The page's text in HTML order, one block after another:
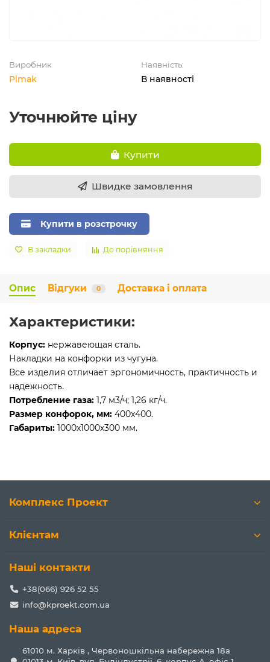
Виробник
Pimak
Наявність:
В наявності
Уточнюйте ціну
Купити
Швидке замовлення
Купити в розстрочку
В закладки До порівняння
Опис Відгуки 0 Доставка і оплата
Характеристики:
Корпус: нержавеющая сталь.
Накладки на конфорки из чугуна.
Все изделия отличает эргономичность, практичность и
надежность.
Потребление газа: 1,7 м3/ч; 1,26 кг/ч.
Размер конфорок, мм: 400х400.
Габариты: 1000х1000х300 мм.
Комплекс Проект
Клієнтам
Наші контакти
+38(066) 926 52 55
info@kproekt.com.ua
Наша адреса
61010 м. Харків , Червоношкільна набережна 18а